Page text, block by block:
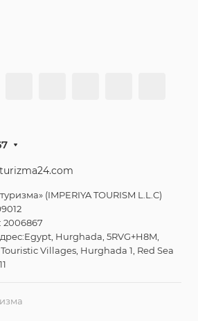
(IMPERIYA TOURISM L.L.C)
Hurghada, 5RVG+H8M,
Villages, Hurghada 1, Red Sea